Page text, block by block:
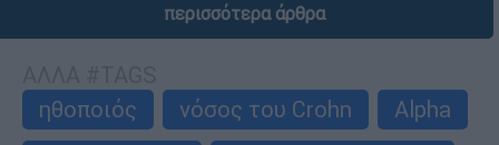
περισσότερα άρθρα
ηθοποιός
νόσος του Crohn
Alpha